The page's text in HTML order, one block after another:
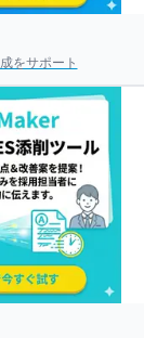
をサポート